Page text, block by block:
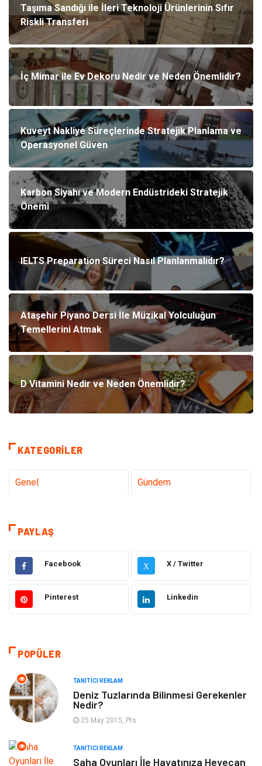
Taşıma Sandığı ile İleri Teknoloji Ürünlerinin Sıfır
Riskli Transferi
İç Mimar ile Ev Dekoru Nedir ve Neden Önemlidir?
Kuveyt Nakliye Süreçlerinde Stratejik Planlama ve
Operasyonel Güven
Karbon Siyahı ve Modern Endüstrideki Stratejik
Önemi
IELTS Preparation Süreci Nasıl Planlanmalıdır?
Ataşehir Piyano Dersi İle Müzikal Yolculuğun
Temellerini Atmak
D Vitamini Nedir ve Neden Önemlidir?
KATEGORILER
Genel Gündem
Dekorasyon Elektrik Elektronik
Ulaşım ve Taşımacılık Alışveriş
Gıda
Bilgisayar ve Yazılım Eğitim & Kariyer
Giyim
Makine
PAYLAŞ
Facebook X X / Twitter
Pinterest Linkedin
POPÜLER
TANITICI REKLAM
Deniz Tuzlarında Bilinmesi Gerekenler
Nedir?
25 May 2015, Pts
TANITICI REKLAM
Saha Oyunları İle Hayatınıza Heyecan